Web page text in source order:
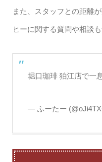
また、スタッフとの距離
ヒーに関する質問や相談
堀口珈琲 狛江店で一
— ふーたー